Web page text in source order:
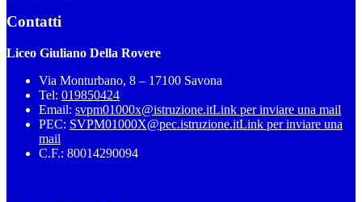
Contatti
Liceo Giuliano Della Rovere
Via Monturbano, 8 – 17100 Savona
Tel: 019850424
Email: svpm01000x@istruzione.itLink per inviare una mail
PEC: SVPM01000X@pec.istruzione.itLink per inviare una
mail
C.F.: 80014290094